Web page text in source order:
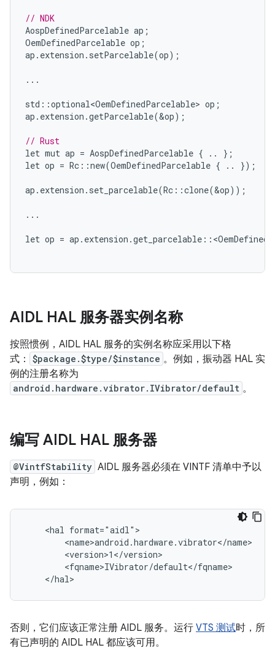
// NDK
AospDefinedParcelable ap ;
OemDefinedParcelable op ;
ap . extension . setParcelable(op);
...
std ::optional<OemDefinedParcelable> op ;
ap . extension .getParcelable(&op);
// Rust
let mut ap = AospDefinedParcelable { ..
};
let op = Rc ::new(OemDefinedParcelable { .. });
ap . extension . set_parcelable(Rc ::clone(&op));
...
let op = ap . extension .get_parcelable :: <
AIDL HAL 服务器实例名称
按照惯例，AIDL HAL 服务的实例名称应采用以下格
式：
$package.$type/$instance 。例如，振动器 HAL 实
例的注册名称为
android.hardware.vibrator.IVibrator/default 。
编写 AIDL HAL 服务器
@VintfStability AIDL 服务器必须在 VINTF 清单中予以
声明，例如：
    <hal format="aidl">
        <name>android.hardware.vibrator</name>
        <version>1</version>
        <fqname>IVibrator/default</fqname>
否则，它们应该正常注册 AIDL 服务。运行 VTS 测试时，所
有已声明的 AIDL HAL 都应该可用。